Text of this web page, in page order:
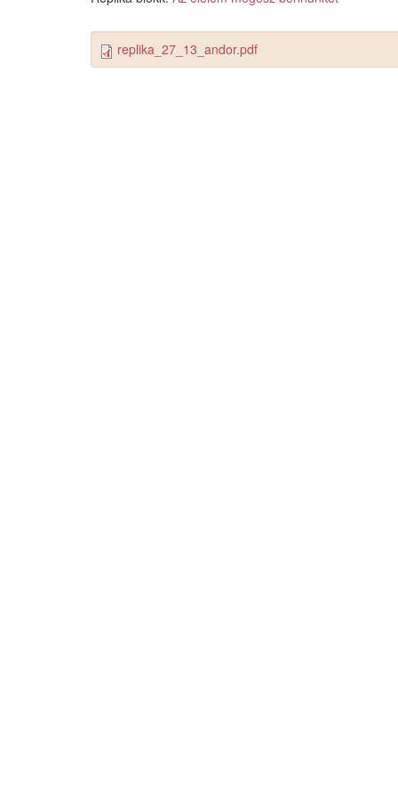
replika_27_13_andor.pdf